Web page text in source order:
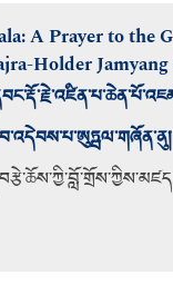
A Prayer to the
Holder